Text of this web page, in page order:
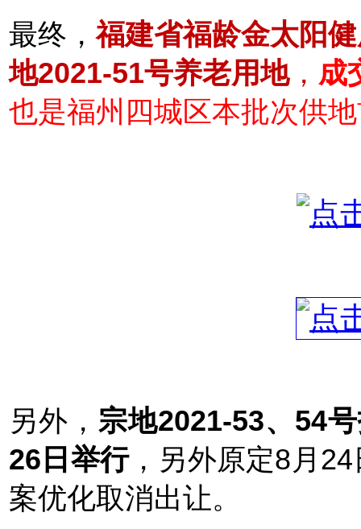
最终，福建省福龄金太阳
地2021-51号养老用地， 成
也是福州四城区本批次供
另外， 宗地2021-53、54
26日举行，另外原定8月
案优化取消出让。